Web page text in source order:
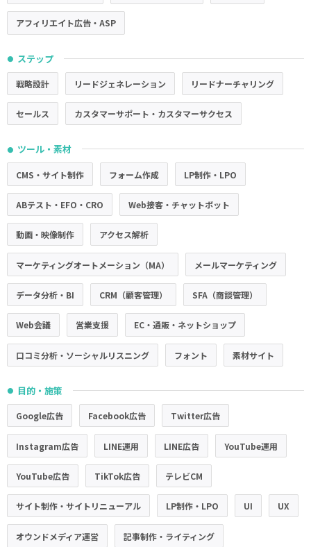
アフィリエイト広告・ASP
● ステップ
戦略設計 リードジェネレーション リードナーチャリング
セールス カスタマーサポート・カスタマーサクセス
● ツール・素材
CMS・サイト制作 フォーム作成 LP制作・LPO
ABテスト・EFO・CRO Web接客・チャットボット
動画・映像制作 アクセス解析
マーケティングオートメーション（MA） メールマーケティング
データ分析・BI CRM（顧客管理） SFA（商談管理）
Web会議 営業支援 EC・通販・ネットショップ
口コミ分析・ソーシャルリスニング フォント 素材サイト
● 目的・施策
Google広告 Facebook広告 Twitter広告
Instagram広告 LINE運用 LINE広告 YouTube運用
YouTube広告 TikTok広告 テレビCM
サイト制作・サイトリニューアル LP制作・LPO UI UX
オウンドメディア運営 記事制作・ライティング